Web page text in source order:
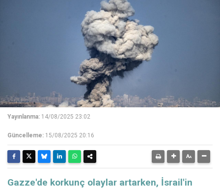
Yayınlanma: 14/08/2025 23:02
Güncelleme: 15/08/2025 20:16
​​​​​​​Gazze'de korkunç olaylar artarken, İsrail'in